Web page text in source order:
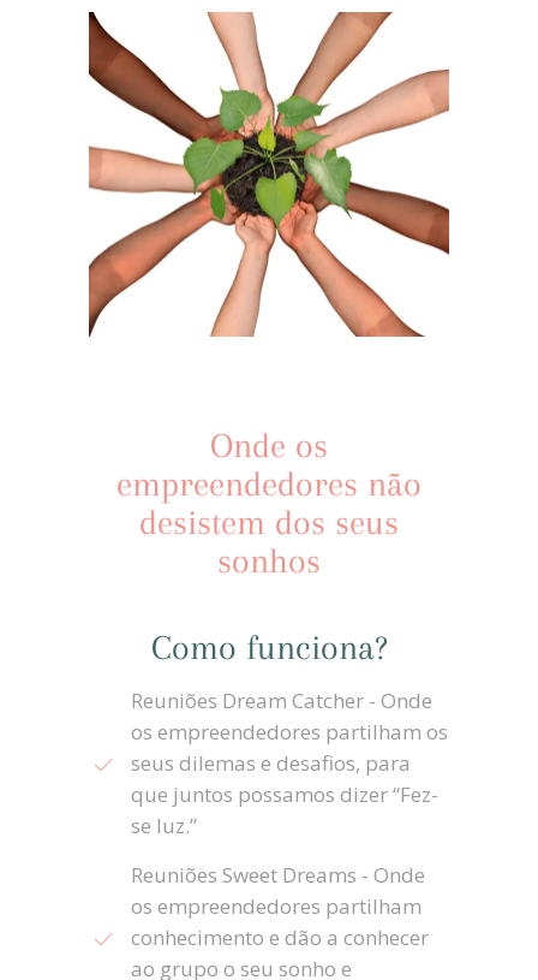
Onde os
empreendedores não
desistem dos seus
sonhos
Como funciona?
Reuniões Dream Catcher - Onde
os empreendedores partilham os
seus dilemas e desafios, para
que juntos possamos dizer “Fez-
se luz.”
Reuniões Sweet Dreams - Onde
os empreendedores partilham
conhecimento e dão a conhecer
ao grupo o seu sonho e